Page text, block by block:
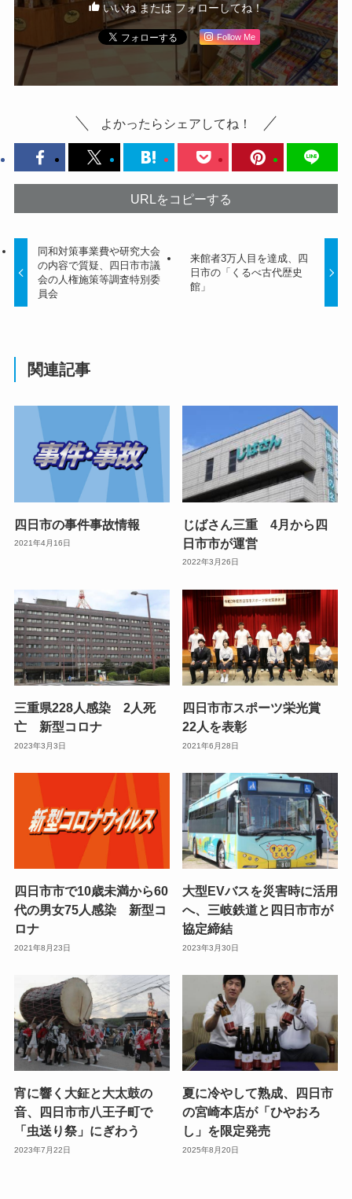
いいね または フォローしてね！
Follow Me
よかったらシェアしてね！
URLをコピーする
同和対策事業費や研究大会
の内容で質疑、四日市市議
会の人権施策等調査特別委
員会
来館者3万人目を達成、四
日市の「くるべ古代歴史
館」
関連記事
四日市の事件事故情報
2021年4月16日
じばさん三重 4月から四
日市市が運営
2022年3月26日
三重県228人感染 2人死
亡 新型コロナ
2023年3月3日
四日市市スポーツ栄光賞
22人を表彰
2021年6月28日
四日市市で10歳未満から60
代の男女75人感染 新型コ
ロナ
2021年8月23日
大型EVバスを災害時に活用
へ、三岐鉄道と四日市市が
協定締結
2023年3月30日
宵に響く大鉦と大太鼓の
音、四日市市八王子町で
「虫送り祭」にぎわう
2023年7月22日
夏に冷やして熟成、四日市
の宮崎本店が「ひやおろ
し」を限定発売
2025年8月20日